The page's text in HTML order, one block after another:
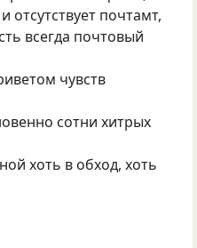
отсутствует почтамт,
всегда почтовый
чувств
сотни хитрых
хоть в обход, хоть